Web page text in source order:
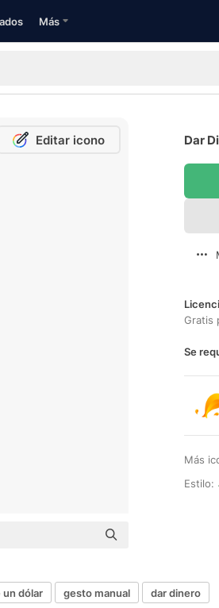
Más
Editar icono Dar
Gratis
Se
Más
Estilo:
un dólar gesto manual dar dinero